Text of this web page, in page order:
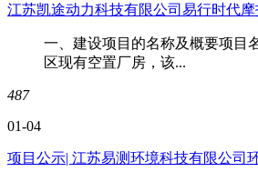
江苏凯途动力科技有限公司易行时代
一、建设项目的名称及概要项目
区现有空置厂房，该...
487
01-04
项目公示| 江苏易测环境科技有限公司